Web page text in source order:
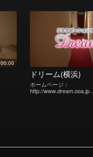
00:00
ドリーム(横浜)
ホームページ：
http://www.dream.ooa.jp…